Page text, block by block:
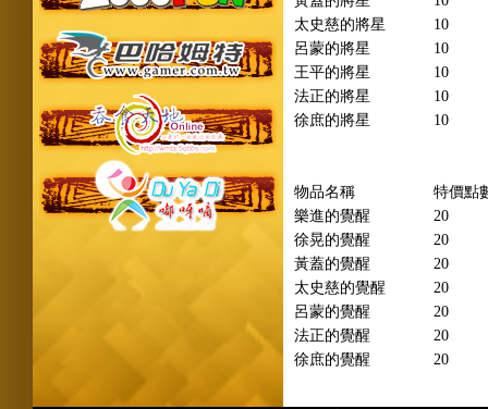
太史慈的將星
10
呂蒙的將星
10
王平的將星
10
法正的將星
10
徐庶的將星
10
物品名稱
特價點
樂進的覺醒
20
徐晃的覺醒
20
黃蓋的覺醒
20
太史慈的覺醒
20
呂蒙的覺醒
20
法正的覺醒
20
徐庶的覺醒
20